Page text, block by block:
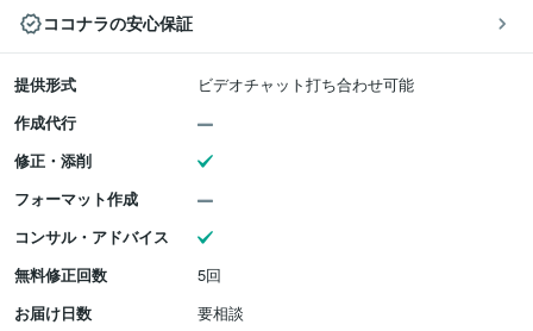
ココナラの安心保証
提供形式
ビデオチャット打ち合わせ可能
作成代行
修正・添削
フォーマット作成
コンサル・アドバイス
無料修正回数
5回
お届け日数
要相談